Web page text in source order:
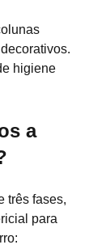
higiene
a
três fases,
para